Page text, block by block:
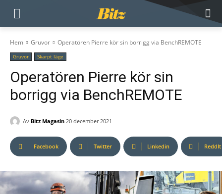
Hem Gruvor Operatören Pierre kör sin borrigg via BenchREMOTE
Gruvor Skarpt läge
Operatören Pierre kör sin
borrigg via BenchREMOTE
Av Bitz Magasin 20 december 2021
Facebook Twitter Linkedin ReddIt